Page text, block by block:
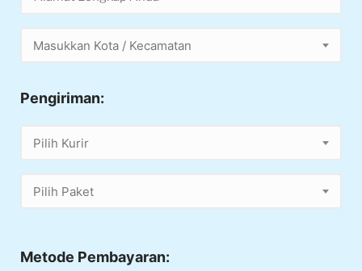
Masukkan Kota / Kecamatan
Pengiriman:
Pilih Kurir
Pilih Paket
Metode Pembayaran: